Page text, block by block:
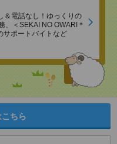
＆電話なし！ゆっくりの
、＜SEKAI NO OWARI＊
サポートバイトなど
ちら